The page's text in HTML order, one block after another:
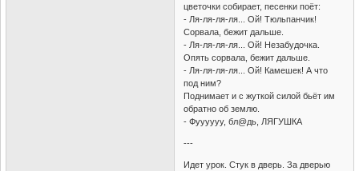
цветочки собирает, песенки поёт:
- Ля-ля-ля-ля... Ой! Тюльпанчик!
Сорвала, бежит дальше.
- Ля-ля-ля-ля... Ой! Незабудочка.
Опять сорвала, бежит дальше.
- Ля-ля-ля-ля... Ой! Камешек! А что
под ним?
Поднимает и с жуткой силой бьёт им
обратно об землю.
- Фуууууу, бл@дь, ЛЯГУШКА
---
Идет урок. Стук в дверь. За дверью